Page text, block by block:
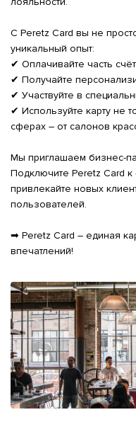
С Peretz Card вы не
уникальный опыт:
✔ Оплачивайте часть
✔ Получайте
✔ Участвуйте в
✔ Используйте карту не
сферах – от салонов
Мы приглашаем бизнес-
Подключите Peretz Card к
привлекайте новых
пользователей.
➡ Peretz Card – единая
впечатлений!